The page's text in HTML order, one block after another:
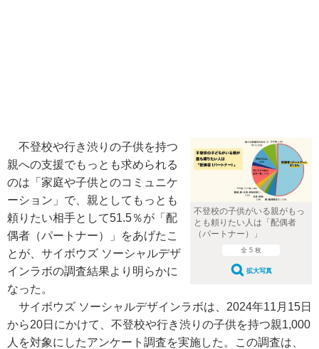
不登校の子供がいる親がもっ
とも頼りたい人は「配偶者
（パートナー）」
全 5 枚
拡大写真
不登校や行き渋りの子供を持つ
親への支援でもっとも求められる
のは「家庭や子供とのコミュニケ
ーション」で、親としてもっとも
頼りたい相手として51.5％が「配
偶者（パートナー）」をあげたこ
とが、サイボウズ ソーシャルデザ
インラボの調査結果より明らかに
なった。
サイボウズ ソーシャルデザインラボは、2024年11月15日
から20日にかけて、不登校や行き渋りの子供を持つ親1,000
人を対象にしたアンケート調査を実施した。この調査は、